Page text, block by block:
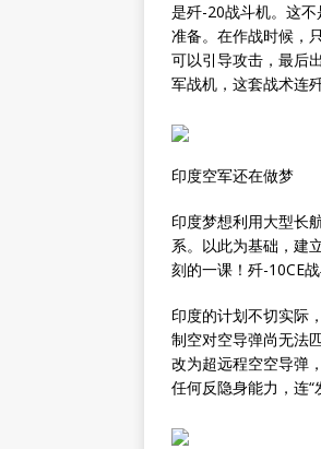
是歼-20战斗机。这
准备。在作战时候，
可以引导攻击，最后
军战机，这套战术连
印度空军还在做梦
印度梦想利用大型长
系。以此为基础，建
刻的一课！歼-10CE
印度的计划不切实际
制空对空导弹尚无法
改为超远程空空导弹
任何反隐身能力，连“